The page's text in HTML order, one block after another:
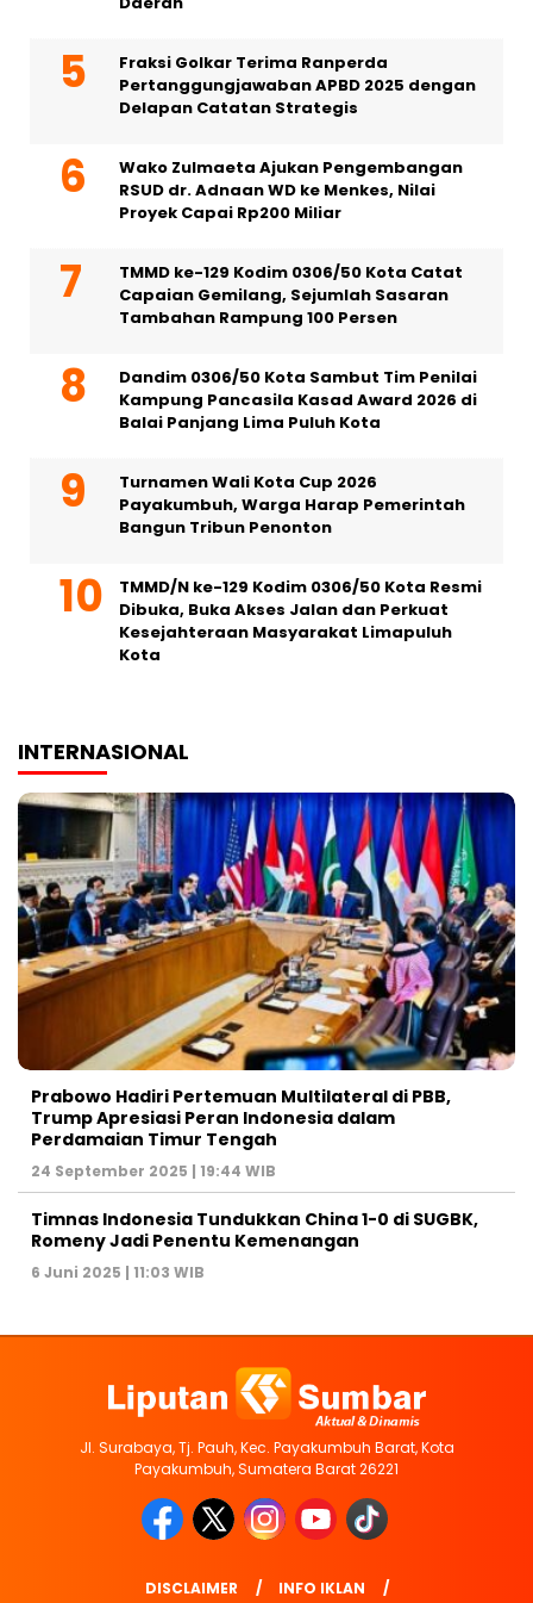
Fraksi Golkar Terima Ranperda
Pertanggungjawaban APBD 2025 dengan
Delapan Catatan Strategis
Wako Zulmaeta Ajukan Pengembangan
RSUD dr. Adnaan WD ke Menkes, Nilai
Proyek Capai Rp200 Miliar
TMMD ke-129 Kodim 0306/50 Kota Catat
Capaian Gemilang, Sejumlah Sasaran
Tambahan Rampung 100 Persen
Dandim 0306/50 Kota Sambut Tim Penilai
Kampung Pancasila Kasad Award 2026 di
Balai Panjang Lima Puluh Kota
Turnamen Wali Kota Cup 2026
Payakumbuh, Warga Harap Pemerintah
Bangun Tribun Penonton
TMMD/N ke-129 Kodim 0306/50 Kota Resmi
Dibuka, Buka Akses Jalan dan Perkuat
Kesejahteraan Masyarakat Limapuluh
Kota
INTERNASIONAL
Prabowo Hadiri Pertemuan Multilateral di PBB,
Trump Apresiasi Peran Indonesia dalam
Perdamaian Timur Tengah
24 September 2025 | 19:44 WIB
Timnas Indonesia Tundukkan China 1-0 di SUGBK,
Romeny Jadi Penentu Kemenangan
6 Juni 2025 | 11:03 WIB
Jl. Surabaya, Tj. Pauh, Kec. Payakumbuh Barat, Kota
Payakumbuh, Sumatera Barat 26221
DISCLAIMER INFO IKLAN